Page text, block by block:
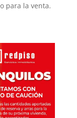
para la venta.